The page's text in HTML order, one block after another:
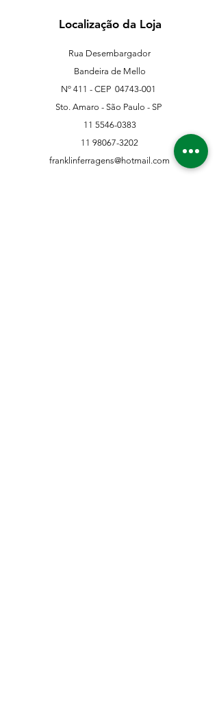
Localização da Loja
Rua Desembargador
Bandeira de Mello
Nº 411 - CEP 04743-001
Sto. Amaro - São Paulo - SP
11 5546-0383
11 98067-3202
franklinferragens@hotmail.com